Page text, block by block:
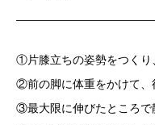
①片膝立ちの姿勢をつくり
②前の脚に体重をかけて、
③最大限に伸びたところで